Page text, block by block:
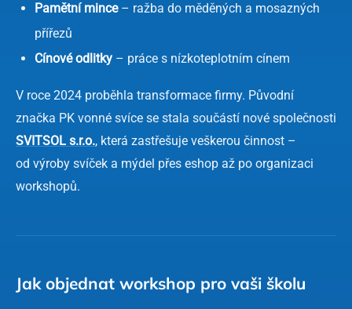
Pamětní mince– ražba do měděných a mosazných
přířezů
Cínové odlitky – práce s nízkoteplotním cínem
V roce 2024 proběhla transformace firmy. Původní
značka PK vonné svíce se stala součástí nové společnosti
SVITSOL s.r.o., která zastřešuje veškerou činnost –
od výroby svíček a mýdel přes eshop až po organizaci
workshopů.
Jak objednat workshop pro vaši školu